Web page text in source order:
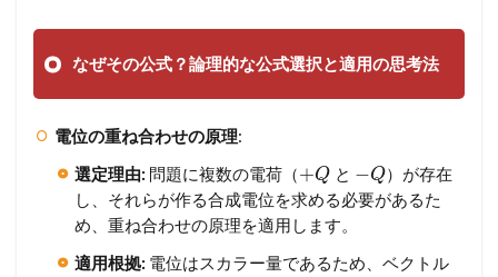
なぜその公式？論理的な公式選択と適用の思考法
電位の重ね合わせの原理:
選定理由: 問題に複数の電荷（+Q と −Q）が存在
し、それらが作る合成電位を求める必要があるた
め、重ね合わせの原理を適用します。
適用根拠: 電位はスカラー量であるため、ベクトル